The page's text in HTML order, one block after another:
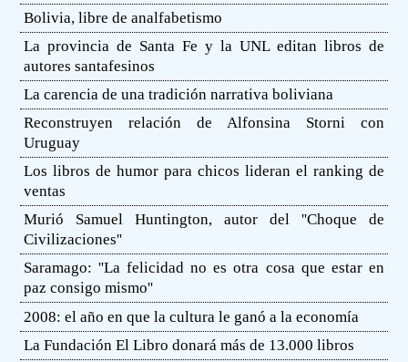
Bolivia, libre de analfabetismo
La provincia de Santa Fe y la UNL editan libros de
autores santafesinos
La carencia de una tradición narrativa boliviana
Reconstruyen relación de Alfonsina Storni con
Uruguay
Los libros de humor para chicos lideran el ranking de
ventas
Murió Samuel Huntington, autor del ''Choque de
Civilizaciones''
Saramago: ''La felicidad no es otra cosa que estar en
paz consigo mismo''
2008: el año en que la cultura le ganó a la economía
La Fundación El Libro donará más de 13.000 libros